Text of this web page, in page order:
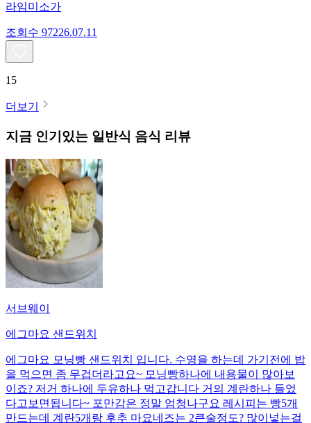
라임미소가
조회수 97226.07.11
15
더보기
지금 인기있는 일반식 음식 리뷰
서브웨이
에그마요 샌드위치
에그마요 모닝빵 샌드위치 입니다. 수영을 하는데 가기전에 밥
을 먹으면 좀 무겁더라고요~ 모닝빵하나에 내용물이 많아보
이죠? 저거 하나에 두유하나 먹고갑니다 거의 계란하나 들었
다고보면됩니다~ 포만감은 정말 엄청나구요 레시피는 빵5개
만드는데 계란5개랑 후추 마요네즈는 2큰술정도? 많이넣는걸